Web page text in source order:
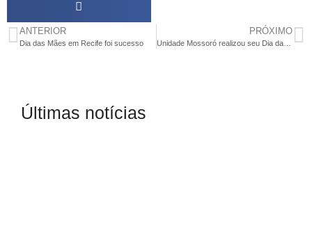
ANTERIOR
Dia das Mães em Recife foi sucesso
PRÓXIMO
Unidade Mossoró realizou seu Dia das Mães
Últimas notícias